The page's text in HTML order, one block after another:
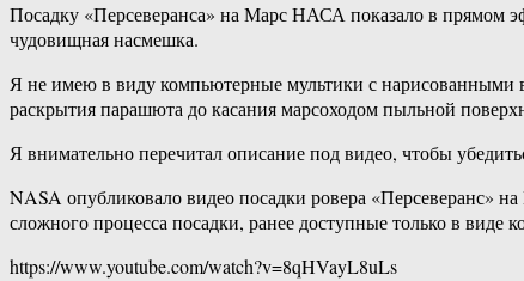
Посадку «Персеверанса» на Марс НАСА показало в прямом
чудовищная насмешка.
Я не имею в виду компьютерные мультики с нарисованными
раскрытия парашюта до касания марсоходом пыльной
Я внимательно перечитал описание под видео, чтобы
NASA опубликовало видео посадки ровера «Персеверанс»
сложного процесса посадки, ранее доступные только в виде
https://www.youtube.com/watch?v=8qHVayL8uLs